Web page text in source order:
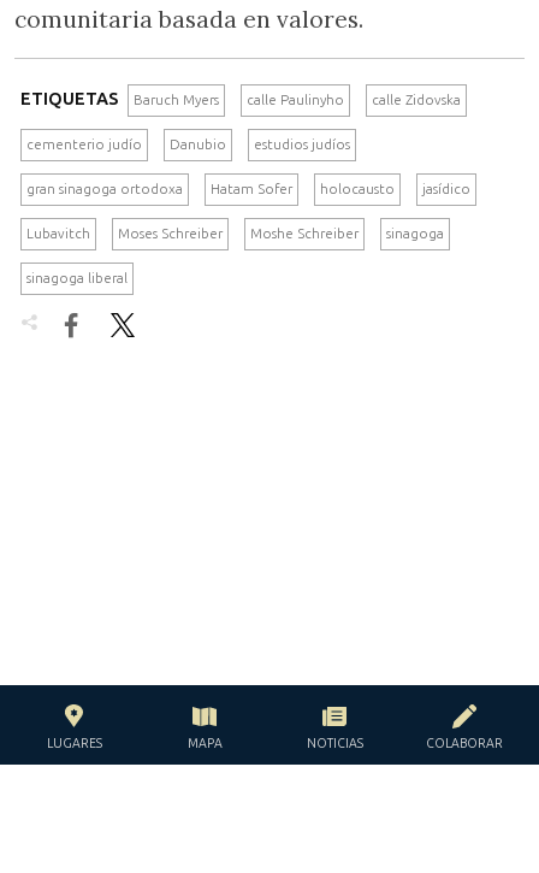
comunitaria basada en valores.
ETIQUETAS Baruch Myers calle Paulinyho calle Zidovska
cementerio judío Danubio estudios judíos
gran sinagoga ortodoxa Hatam Sofer holocausto jasídico
Lubavitch Moses Schreiber Moshe Schreiber sinagoga
sinagoga liberal
 
LUGARES MAPA NOTICIAS COLABORAR